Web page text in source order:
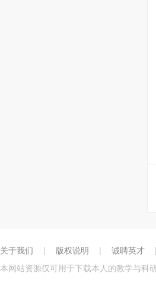
关于我们 | 版权说明 | 诚聘英才 |
本网站资源仅可用于下载本人的教学与科